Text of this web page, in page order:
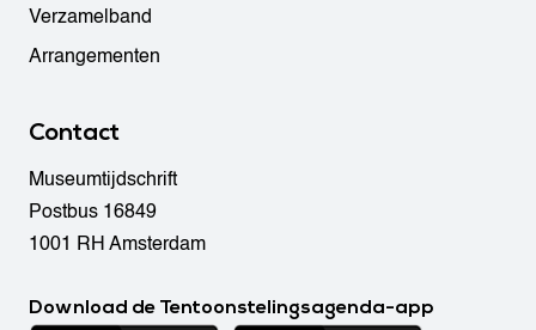
Verzamelband
Arrangementen
Contact
Museumtijdschrift
Postbus 16849
1001 RH Amsterdam
Download de Tentoonstelingsagenda-app